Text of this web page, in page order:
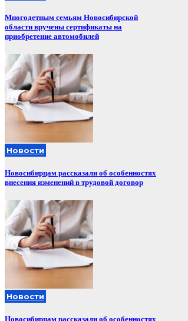
Многодетным семьям Новосибирской
области вручены сертификаты на
приобретение автомобилей
Новости
Новосибирцам рассказали об особенностях
внесения изменений в трудовой договор
Новости
Новосибирцам рассказали об особенностях